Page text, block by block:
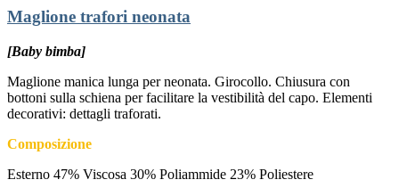
Maglione trafori neonata
[Baby bimba]
Maglione manica lunga per neonata. Girocollo. Chiusura con
bottoni sulla schiena per facilitare la vestibilità del capo. Elementi
decorativi: dettagli traforati.
Composizione
Esterno 47% Viscosa 30% Poliammide 23% Poliestere